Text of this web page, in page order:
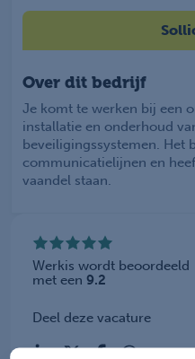
Over dit bedrijf
Je komt te werken bij een
installatie en onderhoud
beveiligingssystemen. Het
communicatielijnen en
vaandel staan.
Werkis wordt beoordeeld
met een 9.2
Deel deze vacature